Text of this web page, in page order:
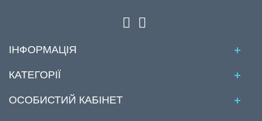
ІНФОРМАЦІЯ
КАТЕГОРІЇ
ОСОБИСТИЙ КАБІНЕТ